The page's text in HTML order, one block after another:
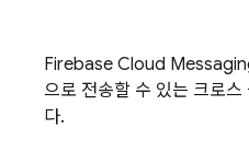
Firebase Cloud
으로 전송할 수 있는 크로스
다.